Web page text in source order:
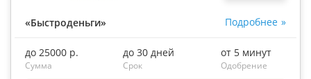
«Быстроденьги» Подробнее
до 25000 р.
Сумма
до 30 дней
Срок
от 5 минут
Одобрение